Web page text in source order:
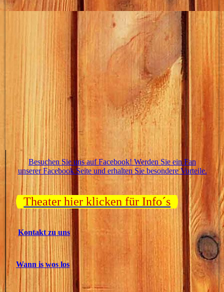
Besuchen Sie uns auf Facebook! Werden Sie ein Fan
unserer Facebook Seite und erhalten Sie besondere Vorteile.
Theater hier klicken für Info´s
Kontakt zu uns
Wann is wos los